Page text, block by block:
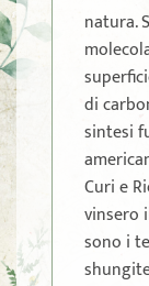
natura.
di
sintesi
Curi e
vinsero
sono i